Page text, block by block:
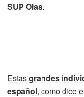
SUP Olas.
Estasgrandes
español, como dice